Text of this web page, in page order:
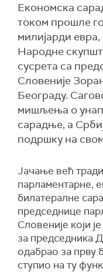
Економска
током прошле
милијарди
Народне
сусрета са
Словеније
Београду.
мишљења о
сарадње, а
подршку на
Јачање већ
парламентарне,
билатералне
председнице
Словеније који
за председника
одабрао за прву
ступио на ту